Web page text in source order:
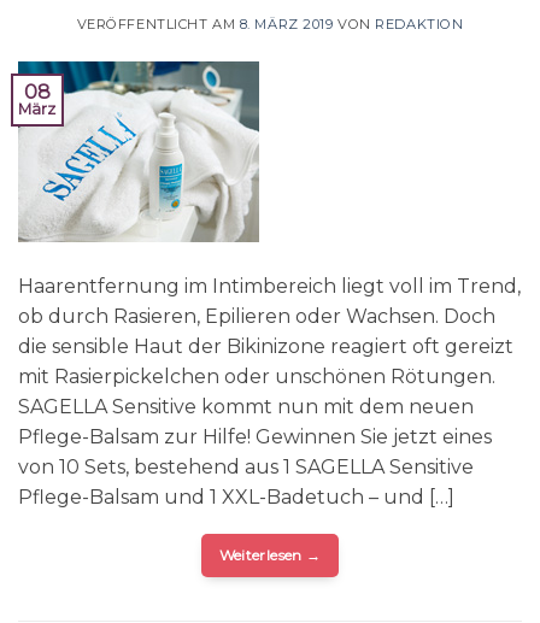
VERÖFFENTLICHT AM 8. MÄRZ 2019 VON REDAKTION
08
März
Haarentfernung im Intimbereich liegt voll im Trend,
ob durch Rasieren, Epilieren oder Wachsen. Doch
die sensible Haut der Bikinizone reagiert oft gereizt
mit Rasierpickelchen oder unschönen Rötungen.
SAGELLA Sensitive kommt nun mit dem neuen
Pflege-Balsam zur Hilfe! Gewinnen Sie jetzt eines
von 10 Sets, bestehend aus 1 SAGELLA Sensitive
Pflege-Balsam und 1 XXL-Badetuch – und […]
Weiterlesen →